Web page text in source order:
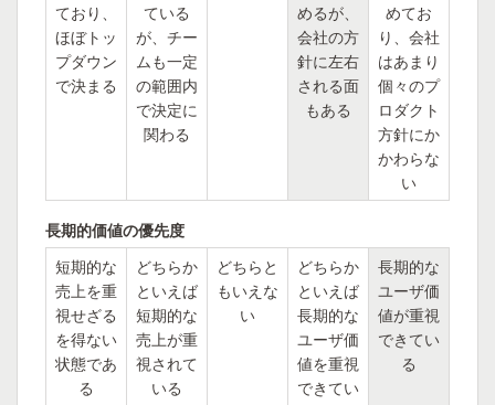
ており、
ほぼトッ
プダウン
で決まる
ている
が、チー
ムも一定
の範囲内
で決定に
関わる
めるが、
会社の方
針に左右
される面
もある
めてお
り、会社
はあまり
個々のプ
ロダクト
方針にか
かわらな
い
長期的価値の優先度
短期的な
売上を重
視せざる
を得ない
状態であ
る
どちらか
といえば
短期的な
売上が重
視されて
いる
どちらと
もいえな
い
どちらか
といえば
長期的な
ユーザ価
値を重視
できてい
長期的な
ユーザ価
値が重視
できてい
る